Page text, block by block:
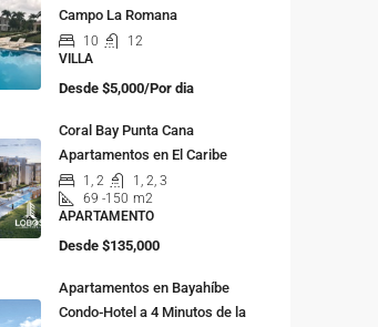
Campo La Romana
10
12
VILLA
Desde $5,000/Por dia
Coral Bay Punta Cana
Apartamentos en El Caribe
1, 2
1, 2, 3
69 -150 m2
APARTAMENTO
Desde $135,000
Apartamentos en Bayahíbe
Condo-Hotel a 4 Minutos de la